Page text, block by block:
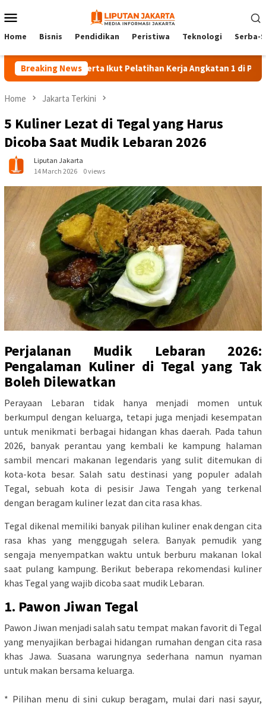
to
Menu
Home Bisnis Pendidikan Peristiwa Teknologi Serba-
Breaking News
Peserta Ikut Pelatihan Kerja Angkatan 1 di PPKD Jaksel
Home Jakarta Terkini
5 Kuliner Lezat di Tegal yang Harus
Dicoba Saat Mudik Lebaran 2026
Liputan Jakarta
14 March 2026
0 views
Perjalanan Mudik Lebaran 2026:
Pengalaman Kuliner di Tegal yang Tak
Boleh Dilewatkan
Perayaan Lebaran tidak hanya menjadi momen untuk
berkumpul dengan keluarga, tetapi juga menjadi kesempatan
untuk menikmati berbagai hidangan khas daerah. Pada tahun
2026, banyak perantau yang kembali ke kampung halaman
sambil mencari makanan legendaris yang sulit ditemukan di
kota-kota besar. Salah satu destinasi yang populer adalah
Tegal, sebuah kota di pesisir Jawa Tengah yang terkenal
dengan beragam kuliner lezat dan cita rasa khas.
Tegal dikenal memiliki banyak pilihan kuliner enak dengan cita
rasa khas yang menggugah selera. Banyak pemudik yang
sengaja menyempatkan waktu untuk berburu makanan lokal
saat pulang kampung. Berikut beberapa rekomendasi kuliner
khas Tegal yang wajib dicoba saat mudik Lebaran.
1. Pawon Jiwan Tegal
Pawon Jiwan menjadi salah satu tempat makan favorit di Tegal
yang menyajikan berbagai hidangan rumahan dengan cita rasa
khas Jawa. Suasana warungnya sederhana namun nyaman
untuk makan bersama keluarga.
* Pilihan menu di sini cukup beragam, mulai dari nasi sayur,